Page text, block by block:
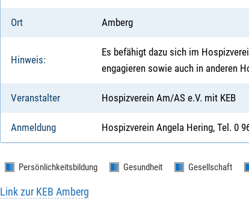
Ort Amberg
Hinweis:
Es befähigt dazu sich im
engagieren sowie auch in anderen
Veranstalter Hospizverein Am/AS e.V. mit KEB
Anmeldung Hospizverein Angela Hering, Tel. 0
Persönlichkeitsbildung Gesundheit Gesellschaft
Link zur KEB Amberg